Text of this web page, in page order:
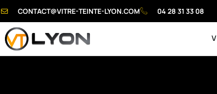
CONTACT@VITRE-TEINTE-LYON.COM 04 28 31 33 08